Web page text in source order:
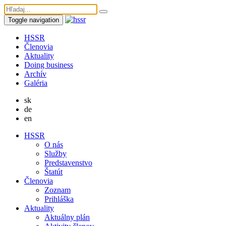
Toggle navigation
HSSR
Členovia
Aktuality
Doing business
Archív
Galéria
sk
de
en
HSSR
O nás
Služby
Predstavenstvo
Štatút
Členovia
Zoznam
Prihláška
Aktuality
Aktuálny plán